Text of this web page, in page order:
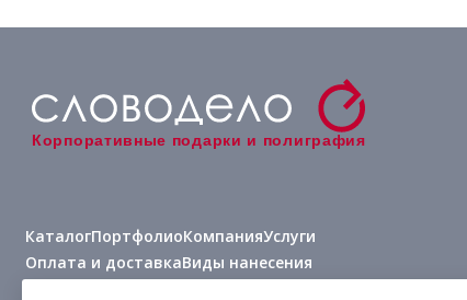
Корпоративные подарки и полиграфия
КаталогПортфолиоКомпанияУслуги
Оплата и доставкаВиды нанесения